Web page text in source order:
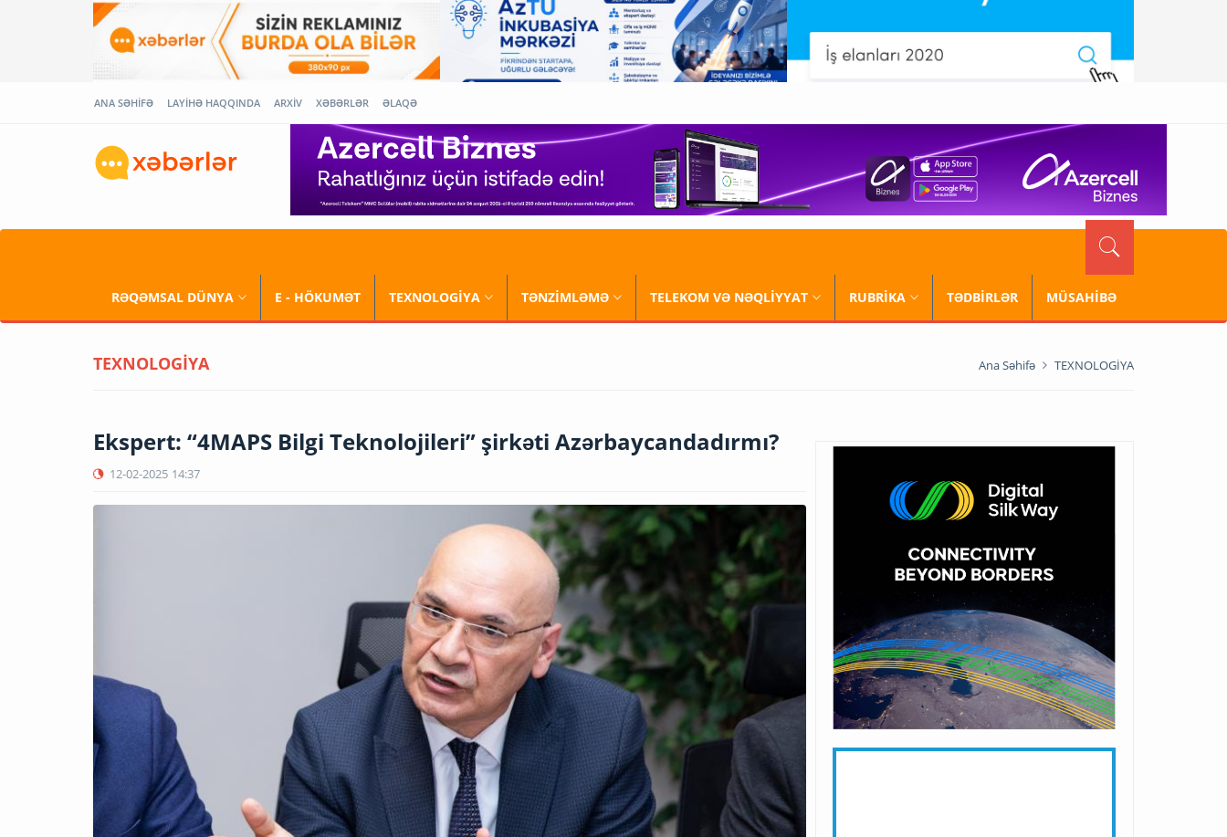
ANA SƏHİFƏ LAYİHƏ HAQQINDA ARXİV XƏBƏRLƏR ƏLAQƏ
RƏQƏMSAL DÜNYA E - HÖKUMƏT TEXNOLOGİYA TƏNZİMLƏMƏ TELEKOM VƏ NƏQLİYYAT RUBRİKA TƏDBİRLƏR MÜSAHİBƏ
TEXNOLOGİYA Ana Səhifə TEXNOLOGİYA
Ekspert: “4MAPS Bilgi Teknolojileri” şirkəti Azərbaycandadırmı?
12-02-2025 14:37